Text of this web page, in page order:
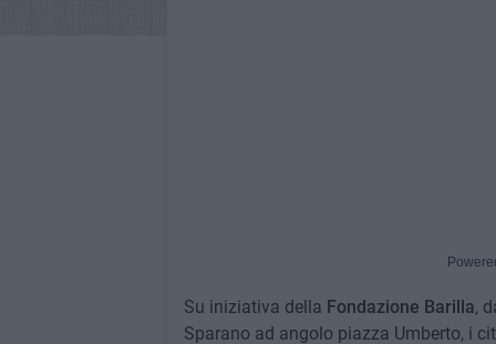
Su iniziativa della Fondazione Barilla,
Sparano ad angolo piazza Umberto, i